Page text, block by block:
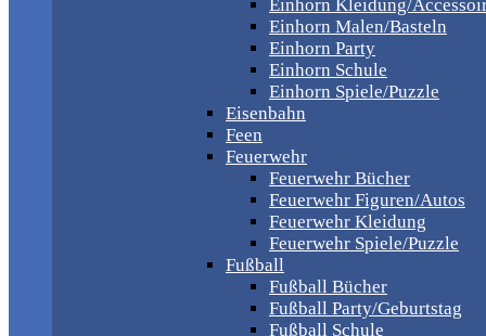
Einhorn Kleidung/
Einhorn Malen/Basteln
Einhorn Party
Einhorn Schule
Einhorn Spiele/Puzzle
Eisenbahn
Feen
Feuerwehr
Feuerwehr Bücher
Feuerwehr Figuren/Autos
Feuerwehr Kleidung
Feuerwehr Spiele/Puzzle
Fußball
Fußball Bücher
Fußball Party/Geburtstag
Fußball Schule